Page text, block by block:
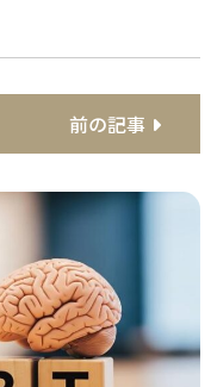
前の記事